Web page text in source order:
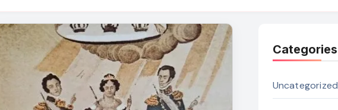
Categories
Uncategorized